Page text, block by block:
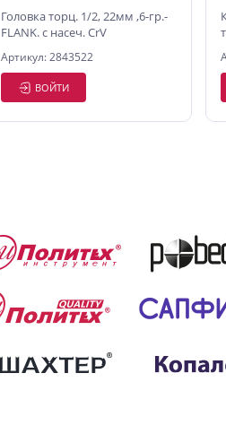
Головка торц. 1/2, 22мм ,6-гр.-
FLANK. с насеч. CrV
Артикул: 2843522
ВОЙТИ